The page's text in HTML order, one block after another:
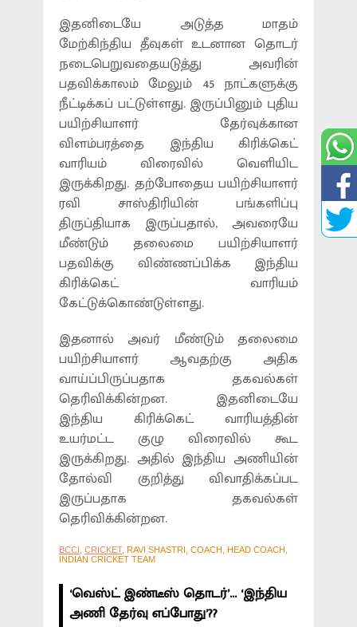
இதனிடையே அடுத்த மாதம்
மேற்கிந்திய தீவுகள் உடனான தொடர்
நடைபெறுவதையடுத்து அவரின்
பதவிக்காலம் மேலும் 45 நாட்களுக்கு
நீட்டிக்கப் பட்டுள்ளது. இருப்பினும் புதிய
பயிற்சியாளர் தேர்வுக்கான
விளம்பரத்தை இந்திய கிரிக்கெட்
வாரியம் விரைவில் வெளியிட
இருக்கிறது. தற்போதைய பயிற்சியாளர்
ரவி சாஸ்திரியின் பங்களிப்பு
திருப்தியாக இருப்பதால், அவரையே
மீண்டும் தலைமை பயிற்சியாளர்
பதவிக்கு விண்ணப்பிக்க இந்திய
கிரிக்கெட் வாரியம்
கேட்டுக்கொண்டுள்ளது.
இதனால் அவர் மீண்டும் தலைமை
பயிற்சியாளர் ஆவதற்கு அதிக
வாய்ப்பிருப்பதாக தகவல்கள்
தெரிவிக்கின்றன. இதனிடையே
இந்திய கிரிக்கெட் வாரியத்தின்
உயர்மட்ட குழு விரைவில் கூட
இருக்கிறது. அதில் இந்திய அணியின்
தோல்வி குறித்து விவாதிக்கப்பட
இருப்பதாக தகவல்கள்
தெரிவிக்கின்றன.
BCCI CRICKET, RAVI SHASTRI, COACH, HEAD COACH,
INDIAN CRICKET TEAM
‘வெஸ்ட் இண்டீஸ் தொடர்’... ‘இந்திய
அணி தேர்வு எப்போது’??